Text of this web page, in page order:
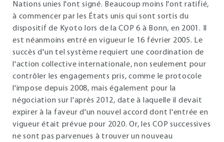
Nations unies l'ont signé. Beaucoup moins l'ont ratifié,
à commencer par les États unis qui sont sortis du
dispositif de Kyoto lors de la COP 6 à Bonn, en 2001. Il
est néanmoins entré en vigueur le 16 février 2005. Le
succès d'un tel système requiert une coordination de
l'action collective internationale, non seulement pour
contrôler les engagements pris, comme le protocole
l'impose depuis 2008, mais également pour la
négociation sur l'après 2012, date à laquelle il devait
expirer à la faveur d'un nouvel accord dont l'entrée en
vigueur était prévue pour 2020. Or, les COP successives
ne sont pas parvenues à trouver un nouveau